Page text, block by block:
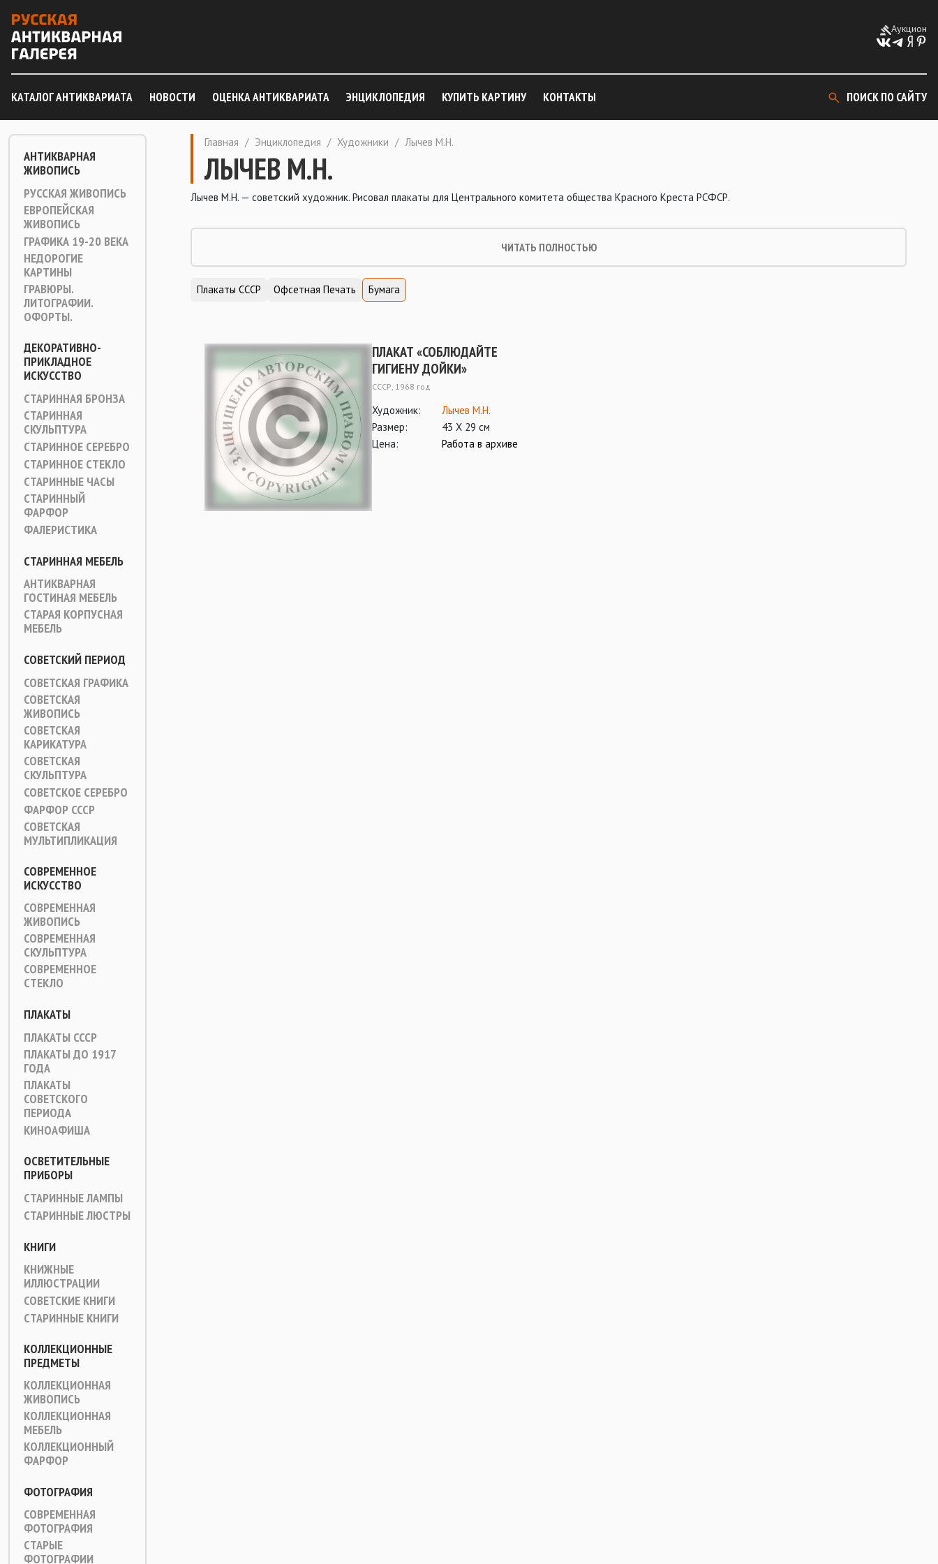
Аукцион
КАТАЛОГ АНТИКВАРИАТА НОВОСТИ ОЦЕНКА АНТИКВАРИАТА ЭНЦИКЛОПЕДИЯ КУПИТЬ КАРТИНУ КОНТАКТЫ ПОИСК ПО САЙТУ
АНТИКВАРНАЯ
ЖИВОПИСЬ
РУССКАЯ ЖИВОПИСЬ
ЕВРОПЕЙСКАЯ
ЖИВОПИСЬ
ГРАФИКА 19-20 ВЕКА
НЕДОРОГИЕ
КАРТИНЫ
ГРАВЮРЫ.
ЛИТОГРАФИИ.
ОФОРТЫ.
ДЕКОРАТИВНО-
ПРИКЛАДНОЕ
ИСКУССТВО
СТАРИННАЯ БРОНЗА
СТАРИННАЯ
СКУЛЬПТУРА
СТАРИННОЕ СЕРЕБРО
СТАРИННОЕ СТЕКЛО
СТАРИННЫЕ ЧАСЫ
СТАРИННЫЙ
ФАРФОР
ФАЛЕРИСТИКА
СТАРИННАЯ МЕБЕЛЬ
АНТИКВАРНАЯ
ГОСТИНАЯ МЕБЕЛЬ
СТАРАЯ КОРПУСНАЯ
МЕБЕЛЬ
СОВЕТСКИЙ ПЕРИОД
СОВЕТСКАЯ ГРАФИКА
СОВЕТСКАЯ
ЖИВОПИСЬ
СОВЕТСКАЯ
КАРИКАТУРА
СОВЕТСКАЯ
СКУЛЬПТУРА
СОВЕТСКОЕ СЕРЕБРО
ФАРФОР СССР
СОВЕТСКАЯ
МУЛЬТИПЛИКАЦИЯ
СОВРЕМЕННОЕ
ИСКУССТВО
СОВРЕМЕННАЯ
ЖИВОПИСЬ
СОВРЕМЕННАЯ
СКУЛЬПТУРА
СОВРЕМЕННОЕ
СТЕКЛО
ПЛАКАТЫ
ПЛАКАТЫ СССР
ПЛАКАТЫ ДО 1917
ГОДА
ПЛАКАТЫ
СОВЕТСКОГО
ПЕРИОДА
КИНОАФИША
ОСВЕТИТЕЛЬНЫЕ
ПРИБОРЫ
СТАРИННЫЕ ЛАМПЫ
СТАРИННЫЕ ЛЮСТРЫ
КНИГИ
КНИЖНЫЕ
ИЛЛЮСТРАЦИИ
СОВЕТСКИЕ КНИГИ
СТАРИННЫЕ КНИГИ
КОЛЛЕКЦИОННЫЕ
ПРЕДМЕТЫ
КОЛЛЕКЦИОННАЯ
ЖИВОПИСЬ
КОЛЛЕКЦИОННАЯ
МЕБЕЛЬ
КОЛЛЕКЦИОННЫЙ
ФАРФОР
ФОТОГРАФИЯ
СОВРЕМЕННАЯ
ФОТОГРАФИЯ
СТАРЫЕ
ФОТОГРАФИИ
Главная / Энциклопедия / Художники / Лычев М.Н.
ЛЫЧЕВ М.Н.
Лычев М.Н. — советский художник. Рисовал плакаты для Центрального комитета общества Красного Креста РСФСР.
ЧИТАТЬ ПОЛНОСТЬЮ
Плакаты СССР Офсетная Печать Бумага
ПЛАКАТ «СОБЛЮДАЙТЕ
ГИГИЕНУ ДОЙКИ»
СССР, 1968 год
Художник:
Лычев М.Н.
Размер:
43 Х 29 см
Цена:
Работа в архиве